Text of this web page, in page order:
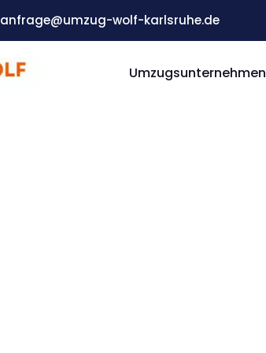
anfrage@umzug-wolf-karlsruhe.de
Umzugsunternehmen